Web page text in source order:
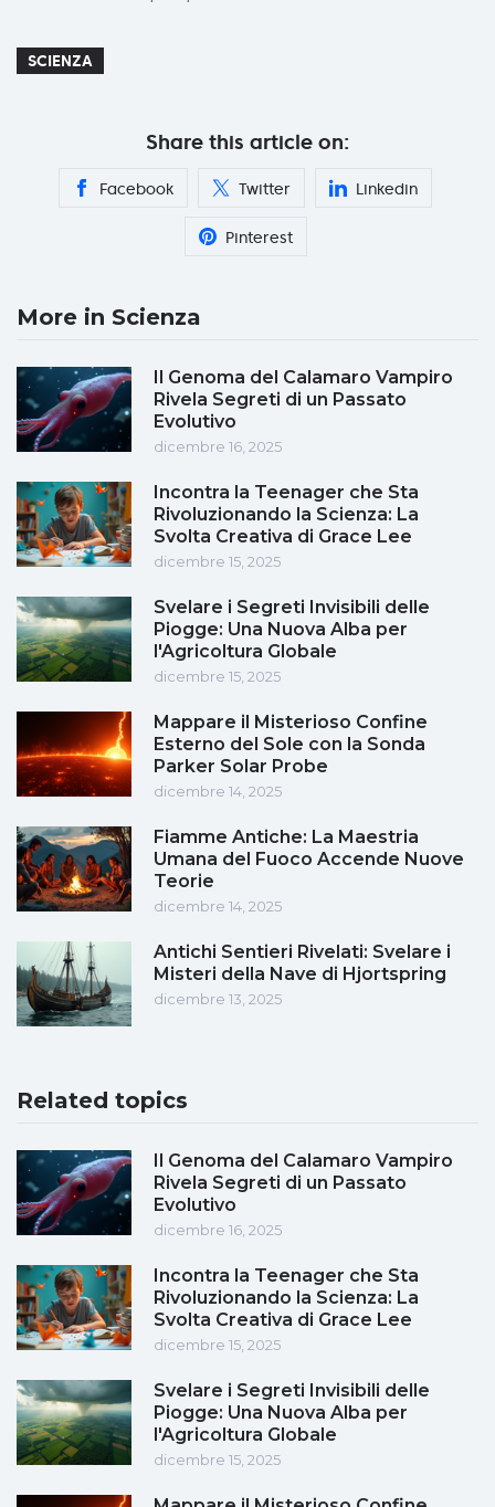
SCIENZA
Share this article on:
Facebook Twitter Linkedin
Pinterest
More in Scienza
Il Genoma del Calamaro Vampiro
Rivela Segreti di un Passato
Evolutivo
dicembre 16, 2025
Incontra la Teenager che Sta
Rivoluzionando la Scienza: La
Svolta Creativa di Grace Lee
dicembre 15, 2025
Svelare i Segreti Invisibili delle
Piogge: Una Nuova Alba per
l'Agricoltura Globale
dicembre 15, 2025
Mappare il Misterioso Confine
Esterno del Sole con la Sonda
Parker Solar Probe
dicembre 14, 2025
Fiamme Antiche: La Maestria
Umana del Fuoco Accende Nuove
Teorie
dicembre 14, 2025
Antichi Sentieri Rivelati: Svelare i
Misteri della Nave di Hjortspring
dicembre 13, 2025
Related topics
Il Genoma del Calamaro Vampiro
Rivela Segreti di un Passato
Evolutivo
dicembre 16, 2025
Incontra la Teenager che Sta
Rivoluzionando la Scienza: La
Svolta Creativa di Grace Lee
dicembre 15, 2025
Svelare i Segreti Invisibili delle
Piogge: Una Nuova Alba per
l'Agricoltura Globale
dicembre 15, 2025